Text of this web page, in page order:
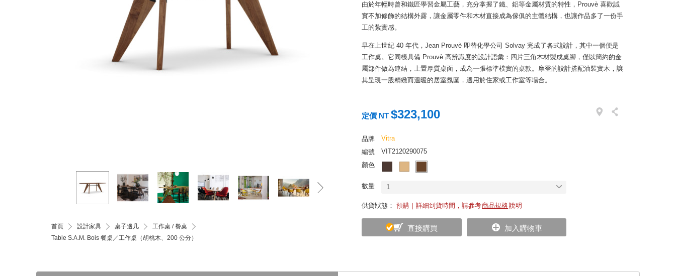
首頁 設計家具 桌子邊几
工作桌 / 餐桌
Table S.A.M. Bois 餐桌／工作桌（胡桃木、200 公分）
由於年輕時曾和鐵匠學習金屬工藝，充分掌握了鐵、鋁等金屬材質的特性，Prouvè 喜歡誠
實不加修飾的結構外露，讓金屬零件和木材直接成為傢俱的主體結構，也讓作品多了一份手
工的紮實感。
早在上世紀 40 年代，Jean Prouvè 即替化學公司 Solvay 完成了各式設計，其中一個便是
工作桌。它同樣具備 Prouvè 高辨識度的設計語彙：四片三角木材製成桌腳，僅以簡約的金
屬部件做為連結，上置厚質桌面，成為一張標準樸實的桌款。摩登的設計搭配油裝實木，讓
其呈現一股精緻而溫暖的居室氛圍，適用於住家或工作室等場合。
定價 NT $323,100
品牌
Vitra
編號
VIT2120290075
顏色
數量 1
供貨狀態： 預購｜詳細到貨時間，請參考商品規格說明
直接購買 加入購物車